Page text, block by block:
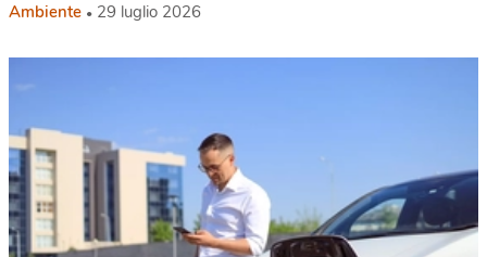
Ambiente 29 luglio 2026